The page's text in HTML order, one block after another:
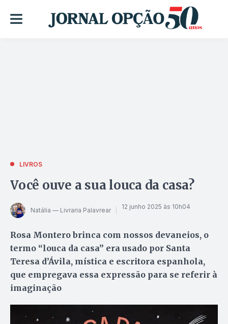
LIVROS
Você ouve a sua louca da casa?
Natália — Livraria Palavrear 12 junho 2025 às 10h04
Rosa Montero brinca com nossos devaneios, o
termo “louca da casa” era usado por Santa
Teresa d’Ávila, mística e escritora espanhola,
que empregava essa expressão para se referir à
imaginação